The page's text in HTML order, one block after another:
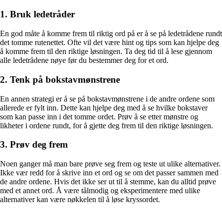
1. Bruk ledetråder
En god måte å komme frem til riktig ord på er å se på ledetrådene rundt
det tomme rutenettet. Ofte vil det være hint og tips som kan hjelpe deg
å komme frem til den riktige løsningen. Ta deg tid til å lese gjennom
alle ledetrådene nøye før du bestemmer deg for et ord.
2. Tenk på bokstavmønstrene
En annen strategi er å se på bokstavmønstrene i de andre ordene som
allerede er fylt inn. Dette kan hjelpe deg med å se hvilke bokstaver
som kan passe inn i det tomme ordet. Prøv å se etter mønstre og
likheter i ordene rundt, for å gjette deg frem til den riktige løsningen.
3. Prøv deg frem
Noen ganger må man bare prøve seg frem og teste ut ulike alternativer.
Ikke vær redd for å skrive inn et ord og se om det passer sammen med
de andre ordene. Hvis det ikke ser ut til å stemme, kan du alltid prøve
med et annet ord. Å være tålmodig og eksperimentere med ulike
alternativer kan være nøkkelen til å løse kryssordet.